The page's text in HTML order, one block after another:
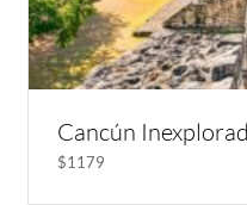
Cancún
$1179